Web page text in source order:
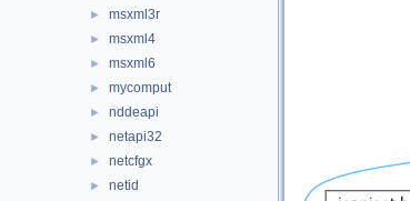
► msxml3r
► msxml4
► msxml6
► mycomput
► nddeapi
► netapi32
► netcfgx
► netid